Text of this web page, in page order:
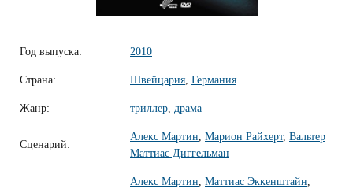
Год выпуска: 2010
Страна: Швейцария, Германия
Жанр: триллер, драма
Сценарий:
Алекс Мартин, Марион Райхерт, Вальтер
Маттиас Диггельман
Алекс Мартин, Маттиас Эккенштайн,